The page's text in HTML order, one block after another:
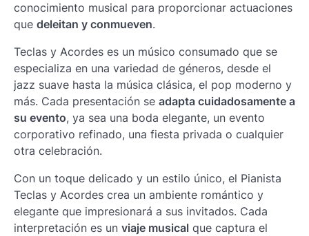
conocimiento musical para proporcionar actuaciones
que deleitan y conmueven.
Teclas y Acordes es un músico consumado que se
especializa en una variedad de géneros, desde el
jazz suave hasta la música clásica, el pop moderno y
más. Cada presentación se adapta cuidadosamente a
su evento, ya sea una boda elegante, un evento
corporativo refinado, una fiesta privada o cualquier
otra celebración.
Con un toque delicado y un estilo único, el Pianista
Teclas y Acordes crea un ambiente romántico y
elegante que impresionará a sus invitados. Cada
interpretación es un viaje musical que captura el